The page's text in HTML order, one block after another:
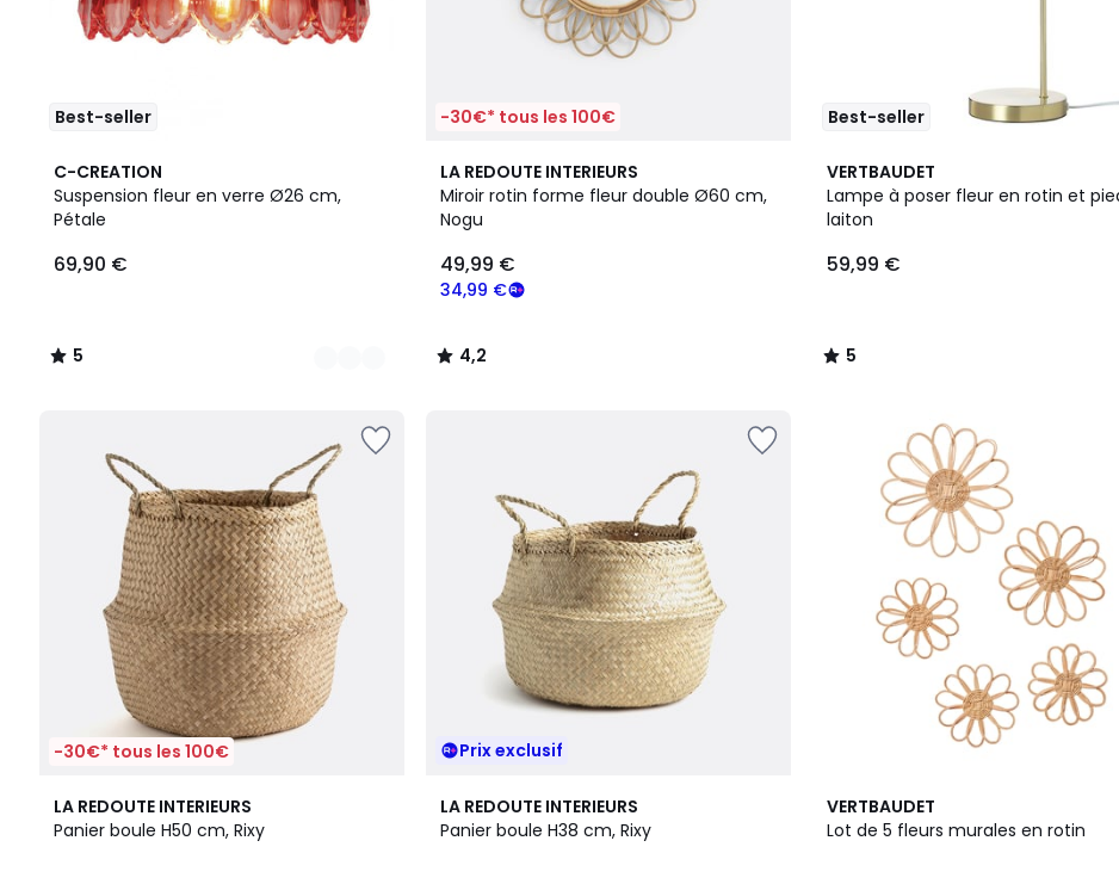
Best-seller
C-CREATION
Suspension fleur en verre Ø26 cm,
Pétale
69,90 €
5
/
5
6
Couleurs
5
/
-30€* tous les 100€
LA REDOUTE INTERIEURS
Miroir rotin forme fleur double Ø60 cm,
Nogu
34,99 €
49,99 €
4,2
/ 5
4,2
/
Best-seller
VERTBAUDET
Lampe à poser fleur en rotin et
laiton
59,99 €
5
/
5
5
/
-30€* tous les 100€
LA REDOUTE INTERIEURS
Panier boule H50 cm, Rixy
4,8
/ 5
Prix exclusif
LA REDOUTE INTERIEURS
Panier boule H38 cm, Rixy
4,5
/ 5
2
Couleurs
VERTBAUDET
Lot de 5 fleurs murales en rotin
4,5
/ 5